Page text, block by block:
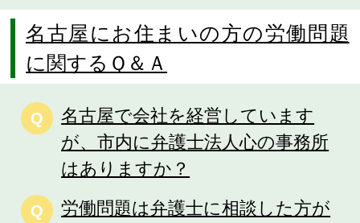
名古屋にお住まいの方の労働問題
に関するＱ＆Ａ
Q
名古屋で会社を経営しています
が、市内に弁護士法人心の事務所
はありますか？
Q
労働問題は弁護士に相談した方が